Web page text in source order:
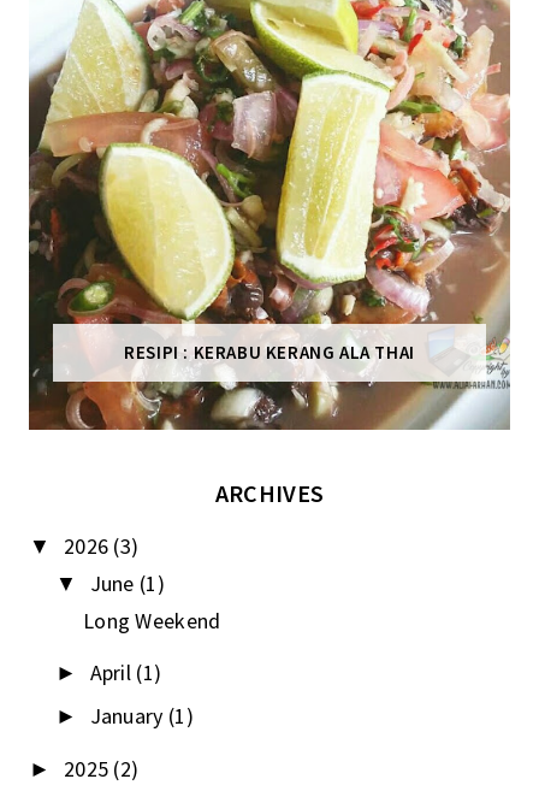
RESIPI : KERABU KERANG ALA THAI
ARCHIVES
▼ 2026 (3)
▼ June (1)
Long Weekend
► April (1)
► January (1)
► 2025 (2)